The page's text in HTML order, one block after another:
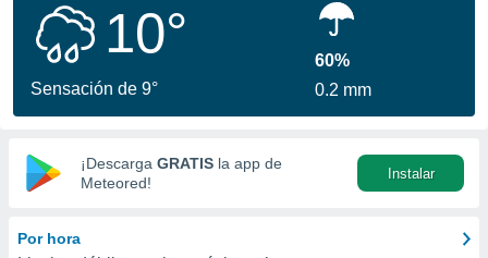
se
calidad.
a este
las
y
forma
basada
10°
Sensación de 9°
60%
0.2 mm
¡Descarga GRATIS la app de
Meteored!
Instalar
Por hora